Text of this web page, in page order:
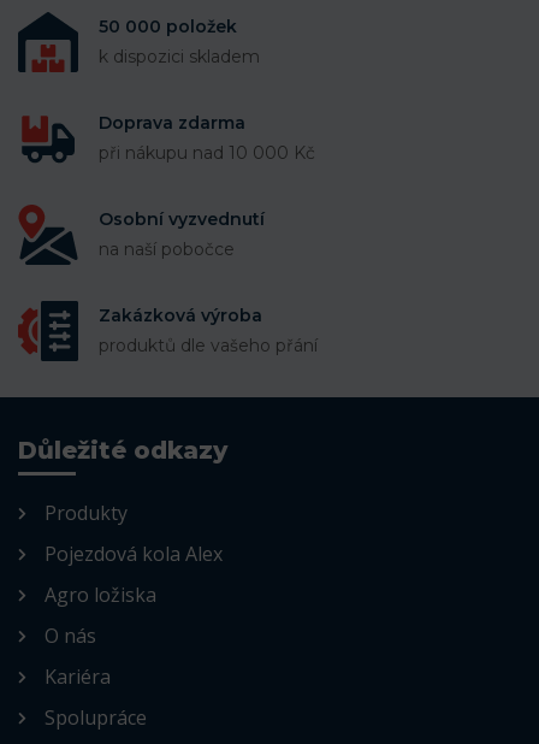
50 000 položek
k dispozici skladem
Doprava zdarma
při nákupu nad 10 000 Kč
Osobní vyzvednutí
na naší pobočce
Zakázková výroba
produktů dle vašeho přání
Důležité odkazy
Produkty
Pojezdová kola Alex
Agro ložiska
O nás
Kariéra
Spolupráce